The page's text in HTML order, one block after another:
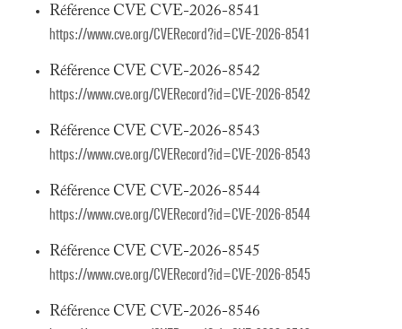
Référence CVE CVE-2026-8541
https://www.cve.org/CVERecord?id=CVE-2026-8541
Référence CVE CVE-2026-8542
https://www.cve.org/CVERecord?id=CVE-2026-8542
Référence CVE CVE-2026-8543
https://www.cve.org/CVERecord?id=CVE-2026-8543
Référence CVE CVE-2026-8544
https://www.cve.org/CVERecord?id=CVE-2026-8544
Référence CVE CVE-2026-8545
https://www.cve.org/CVERecord?id=CVE-2026-8545
Référence CVE CVE-2026-8546